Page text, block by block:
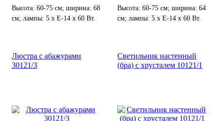
Высота: 60-75 см; ширина: 68
см; лампы: 5 х Е-14 х 60 Вт.
Высота: 60-75 см; ширина: 64
см; лампы: 5 х Е-14 х 60 Вт.
Люстра с абажурами
30121/3
Светильник настенный
(бра) с хрусталем 10121/1